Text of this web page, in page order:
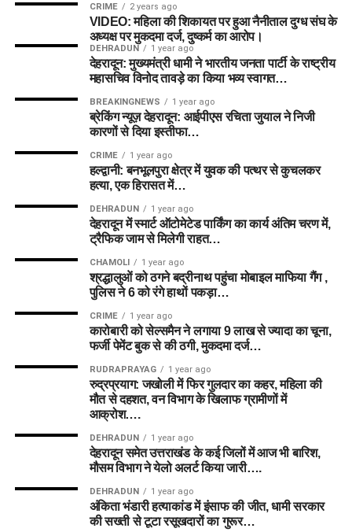
CRIME 2 years ago
VIDEO: महिला की शिकायत पर हुआ नैनीताल दुग्ध संघ के
अध्यक्ष पर मुकदमा दर्ज, दुष्कर्म का आरोप।
DEHRADUN 1 year ago
देहरादून: मुख्यमंत्री धामी ने भारतीय जनता पार्टी के राष्ट्रीय
महासचिव विनोद तावड़े का किया भव्य स्वागत…
BREAKINGNEWS 1 year ago
ब्रेकिंग न्यूज़ देहरादून: आईपीएस रचिता जुयाल ने निजी
कारणों से दिया इस्तीफा…
CRIME 1 year ago
हल्द्वानी: बनभूलपुरा क्षेत्र में युवक की पत्थर से कुचलकर
हत्या, एक हिरासत में…
DEHRADUN 1 year ago
देहरादून में स्मार्ट ऑटोमेटेड पार्किंग का कार्य अंतिम चरण में,
ट्रैफिक जाम से मिलेगी राहत…
CHAMOLI 1 year ago
श्रद्धालुओं को ठगने बद्रीनाथ पहुंचा मोबाइल माफिया गैंग ,
पुलिस ने 6 को रंगे हाथों पकड़ा…
CRIME 1 year ago
कारोबारी को सेल्समैन ने लगाया 9 लाख से ज्यादा का चूना,
फर्जी पेमेंट बुक से की ठगी, मुकदमा दर्ज…
RUDRAPRAYAG 1 year ago
रुद्रप्रयाग: जखोली में फिर गुलदार का कहर, महिला की
मौत से दहशत, वन विभाग के खिलाफ ग्रामीणों में
आक्रोश….
DEHRADUN 1 year ago
देहरादून समेत उत्तराखंड के कई जिलों में आज भी बारिश,
मौसम विभाग ने येलो अलर्ट किया जारी….
DEHRADUN 1 year ago
अंकिता भंडारी हत्याकांड में इंसाफ की जीत, धामी सरकार
की सख्ती से टूटा रसूखदारों का गुरूर…